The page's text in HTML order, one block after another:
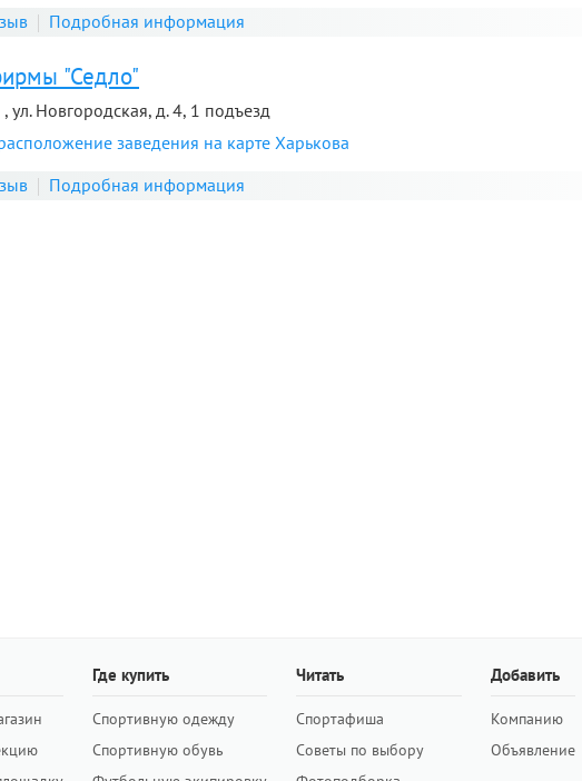
Подробная информация
"Седло"
, ул. Новгородская, д. 4, 1 подъезд
заведения на карте Харькова
Подробная информация
Где купить
Спортивную одежду
Спортивную обувь
Читать
Спортафиша
Советы по выбору
Добавить
Компанию
Объявление